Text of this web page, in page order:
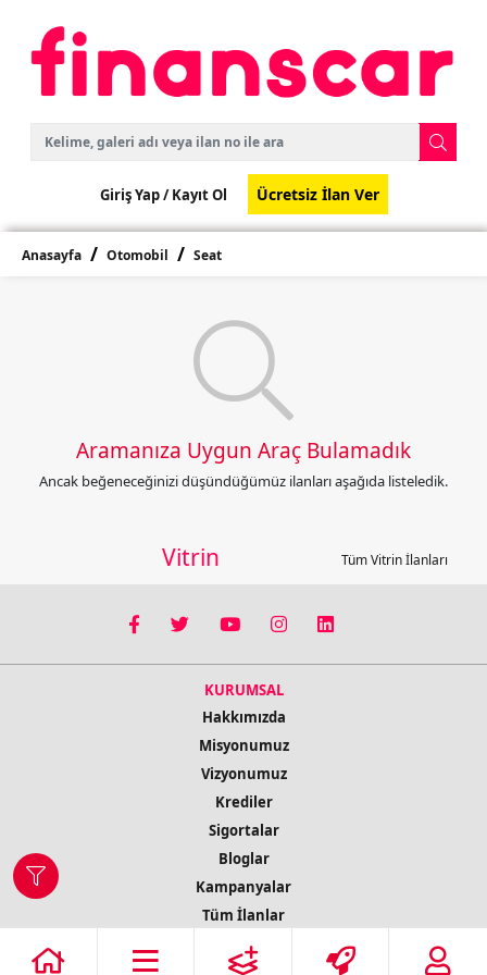
Giriş Yap /Kayıt Ol Ücretsiz İlan Ver
Anasayfa Otomobil Seat
Aramanıza Uygun Araç Bulamadık
Ancak beğeneceğinizi düşündüğümüz ilanları aşağıda listeledik.
Vitrin Tüm Vitrin İlanları
KURUMSAL
Hakkımızda
Misyonumuz
Vizyonumuz
Krediler
Sigortalar
Bloglar
Kampanyalar
Tüm İlanlar
İletişim Bilgileri